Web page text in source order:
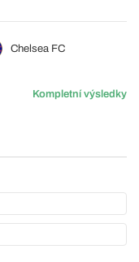
Chelsea FC
Kompletní výsledky